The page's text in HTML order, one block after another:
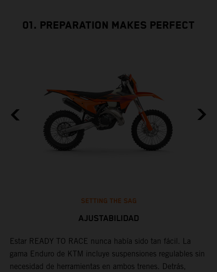
01. PREPARATION MAKES PERFECT
SETTING THE SAG
AJUSTABILIDAD
Estar READY TO RACE nunca había sido tan fácil. La
gama Enduro de KTM incluye suspensiones regulables sin
necesidad de herramientas en ambos trenes. Detrás,